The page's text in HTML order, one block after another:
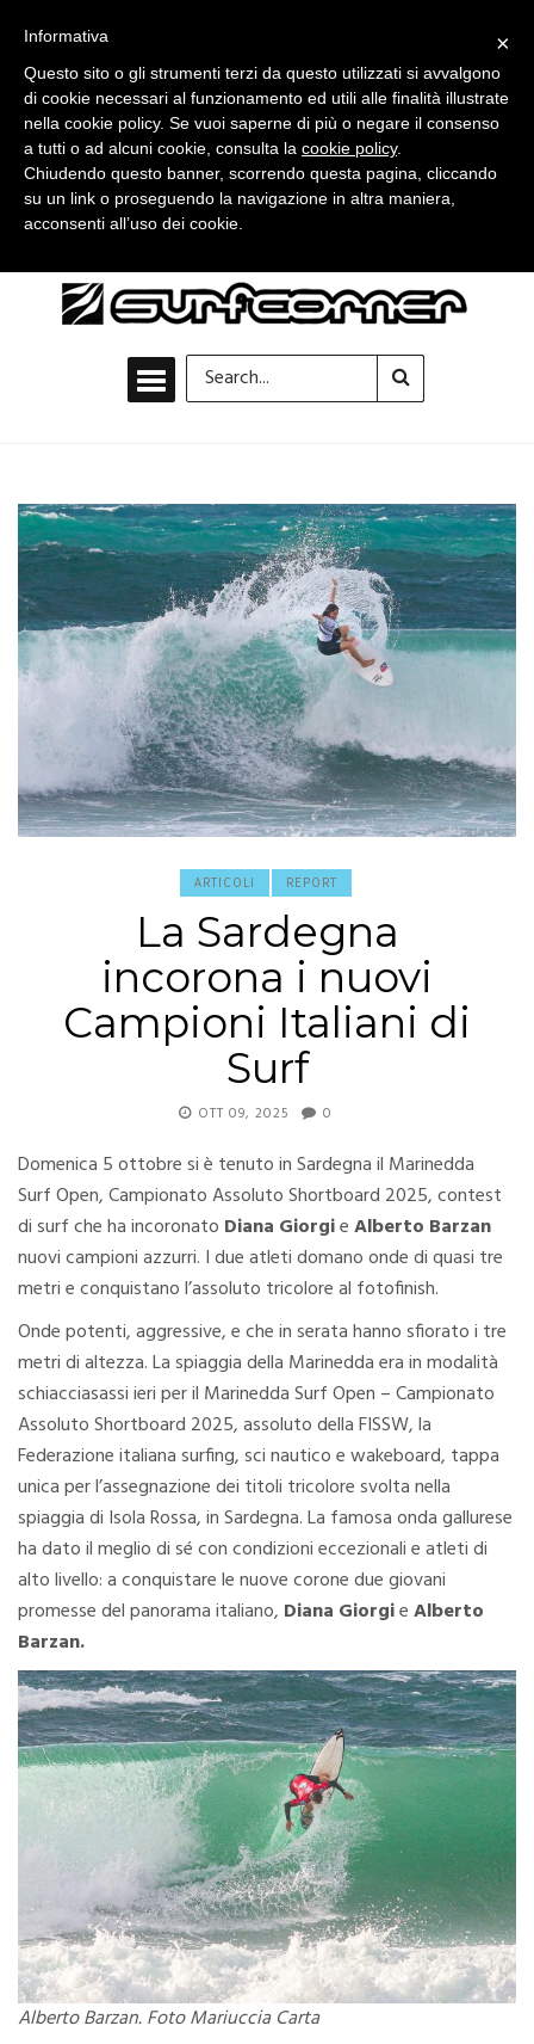
ARTICOLI REPORT
La Sardegna
incorona i nuovi
Campioni Italiani di
Surf
OTT 09, 2025 0
Domenica 5 ottobre si è tenuto in Sardegna il Marinedda
Surf Open, Campionato Assoluto Shortboard 2025, contest
di surf che ha incoronato Diana GiorgieAlberto Barzan
nuovi campioni azzurri. I due atleti domano onde di quasi tre
metri e conquistano l’assoluto tricolore al fotofinish.
Onde potenti, aggressive, e che in serata hanno sfiorato i tre
metri di altezza. La spiaggia della Marinedda era in modalità
schiacciasassi ieri per il Marinedda Surf Open – Campionato
Assoluto Shortboard 2025, assoluto della FISSW, la
Federazione italiana surfing, sci nautico e wakeboard, tappa
unica per l’assegnazione dei titoli tricolore svolta nella
spiaggia di Isola Rossa, in Sardegna. La famosa onda gallurese
ha dato il meglio di sé con condizioni eccezionali e atleti di
alto livello: a conquistare le nuove corone due giovani
promesse del panorama italiano, Diana GiorgieAlberto
Barzan.
Alberto Barzan. Foto Mariuccia Carta
×
Informativa
Questo sito o gli strumenti terzi da questo utilizzati si avvalgono
di cookie necessari al funzionamento ed utili alle finalità illustrate
nella cookie policy. Se vuoi saperne di più o negare il consenso
a tutti o ad alcuni cookie, consulta la cookie policy.
Chiudendo questo banner, scorrendo questa pagina, cliccando
su un link o proseguendo la navigazione in altra maniera,
acconsenti all’uso dei cookie.